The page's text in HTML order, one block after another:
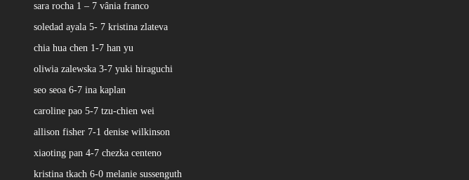
sara rocha 1 – 7 vânia franco
soledad ayala 5- 7 kristina zlateva
chia hua chen 1-7 han yu
oliwia zalewska 3-7 yuki hiraguchi
seo seoa 6-7 ina kaplan
caroline pao 5-7 tzu-chien wei
allison fisher 7-1 denise wilkinson
xiaoting pan 4-7 chezka centeno
kristina tkach 6-0 melanie sussenguth